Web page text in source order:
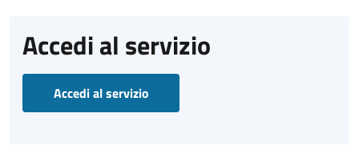
Accedi al servizio
Accedi al servizio